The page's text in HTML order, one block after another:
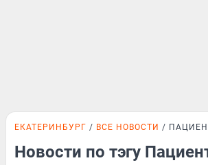
ЕКАТЕРИНБУРГ ВСЕ НОВОСТИ
Новости по тэгу